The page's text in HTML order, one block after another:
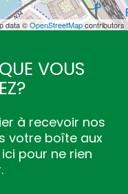
data ©OpenStreetMapcontributors
VOUS
à recevoir nos
votre boîte aux
pour ne rien